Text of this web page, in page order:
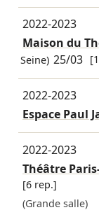
2022-2023
Maison du
Seine) 25/03
2022-2023
Espace Paul
2022-2023
Théâtre
[6 rep.]
(Grande salle)